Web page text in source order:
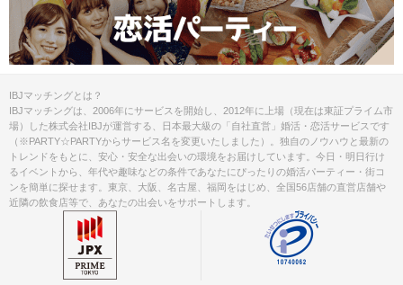
IBJマッチングとは？
IBJマッチングは、2006年にサービスを開始し、2012年に上場（現在は東証プライム市
場）した株式会社IBJが運営する、日本最大級の「自社直営」婚活・恋活サービスです
（※PARTY☆PARTYからサービス名を変更いたしました）。独自のノウハウと最新の
トレンドをもとに、安心・安全な出会いの環境をお届けしています。今日・明日行け
るイベントから、年代や趣味などの条件であなたにぴったりの婚活パーティー・街コ
ンを簡単に探せます。東京、大阪、名古屋、福岡をはじめ、全国56店舗の直営店舗や
近隣の飲食店等で、あなたの出会いをサポートします。